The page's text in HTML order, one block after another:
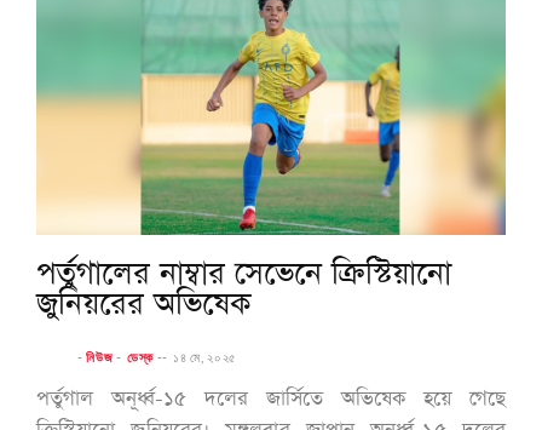
পর্তুগালের নাম্বার সেভেনে ক্রিস্টিয়ানো
জুনিয়রের অভিষেক
-নিউজ - ডেস্ক -- ১৪ মে, ২০২৫
পর্তুগাল অনূর্ধ্ব-১৫ দলের জার্সিতে অভিষেক হয়ে গেছে